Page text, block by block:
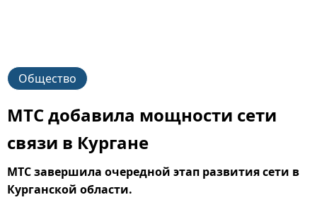
Общество
МТС добавила мощности сети
связи в Кургане
МТС завершила очередной этап развития сети в
Курганской области.